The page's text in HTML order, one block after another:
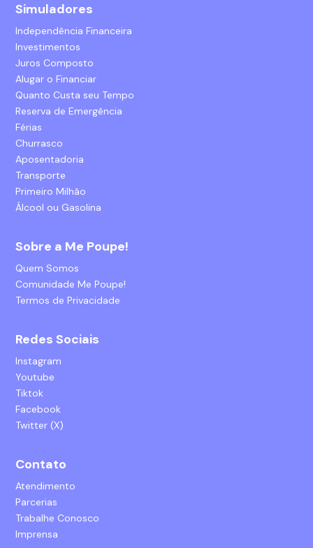
Simuladores
Independência Financeira
Investimentos
Juros Composto
Alugar o Financiar
Quanto Custa seu Tempo
Reserva de Emergência
Férias
Churrasco
Aposentadoria
Transporte
Primeiro Milhão
Álcool ou Gasolina
Sobre a Me Poupe!
Quem Somos
Comunidade Me Poupe!
Termos de Privacidade
Redes Sociais
Instagram
Youtube
Tiktok
Facebook
Twitter (X)
Contato
Atendimento
Parcerias
Trabalhe Conosco
Imprensa